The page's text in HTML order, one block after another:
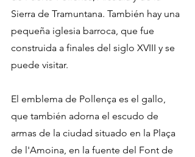
Sierra de Tramuntana. También hay una
pequeña iglesia barroca, que fue
construida a finales del siglo XVIII y se
puede visitar.
El emblema de Pollença es el gallo,
que también adorna el escudo de
armas de la ciudad situado en la Plaça
de l'Amoina, en la fuente del Font de